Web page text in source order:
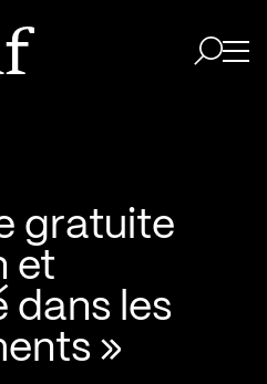
gratuite
et
dans les
»